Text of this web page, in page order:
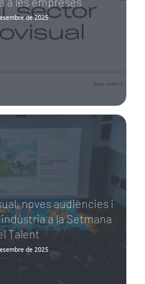
de 2025
noves audiències i
a la Setmana
Talent
de 2025